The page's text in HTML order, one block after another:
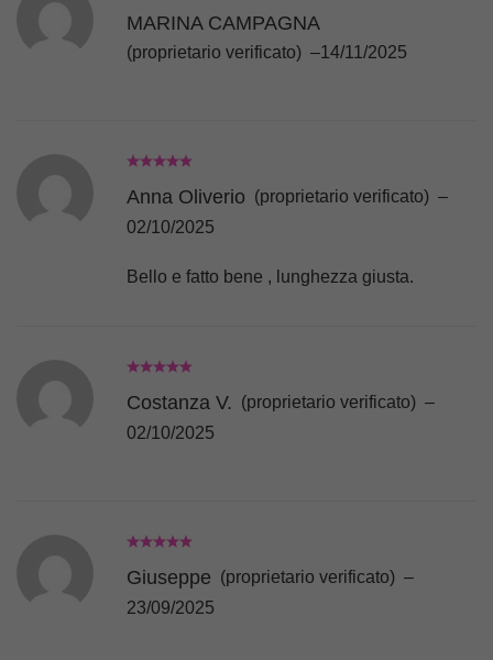
MARINA CAMPAGNA
(proprietario verificato) –14/11/2025
Anna Oliverio (proprietario verificato) –
02/10/2025
Bello e fatto bene , lunghezza giusta.
Costanza V. (proprietario verificato) –
02/10/2025
Giuseppe (proprietario verificato) –
23/09/2025